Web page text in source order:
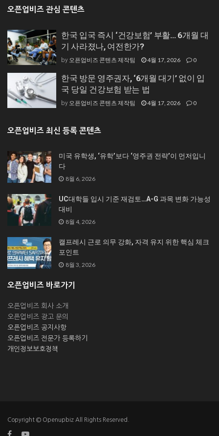
오픈업비즈 관심 콘텐츠
한국 입국 즉시 ‘건강보험’ 부활… 6개월 대
기 사라졌나, 여전한가?
by 오픈업비즈 콘텐츠 제작팀 4월 17, 2026 0
한국 방문 영주권자, ‘6개월 대기’ 없이 입
국 당일 건강보험 받는 법
by 오픈업비즈 콘텐츠 제작팀 4월 17, 2026 0
오픈업비즈 최신 등록 콘텐츠
미국 유학생, ‘유학’보다 ‘영주권 전략’이 먼저입니
다
8월 6, 2026
UC대학들 입시 기준 재검토…A-G 과목 변화 가능성
대비
8월 4, 2026
캘프레시 근로 의무 강화, 자격 유지 위한 핵심 체크
포인트
8월 3, 2026
오픈업비즈 바로가기
오픈업비즈 회사 소개
오픈업비즈 광고 문의
오픈업비즈 공지사항
오픈업비즈 전문가 등록하기
개인정보보호정책
Copyright © Openupbiz All Rights Reserved.